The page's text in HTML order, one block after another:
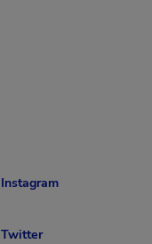
Instagram
Twitter